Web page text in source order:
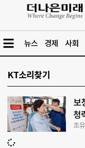
뉴스 경제 사회
KT소리찾기
보
청
조